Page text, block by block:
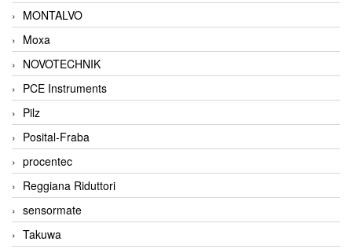
MONTALVO
Moxa
NOVOTECHNIK
PCE Instruments
Pilz
Posital-Fraba
procentec
Reggiana Riduttori
sensormate
Takuwa